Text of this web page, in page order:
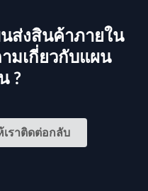
ส่งสินค้าภายใน
มเกี่ยวกับแผน
?
เราติดต่อกลับ